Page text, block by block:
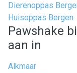
Dierenoppas
Huisoppas Bergen
Pawshake
aan in
Alkmaar